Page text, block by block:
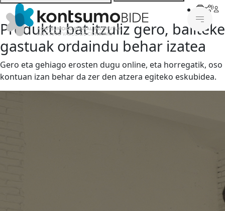
Produktu bat itzuliz gero, baliteke
gastuak ordaindu behar izatea
Gero eta gehiago erosten dugu online, eta horregatik, oso
kontuan izan behar da zer den atzera egiteko eskubidea.